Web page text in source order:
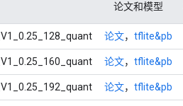
论文和模型
论文， tflite&pb
论文， tflite&pb
论文， tflite&pb